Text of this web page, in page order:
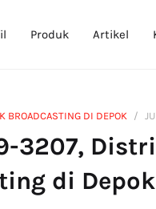
Produk Artikel
BROADCASTING DI DEPOK
3207,
di Depok